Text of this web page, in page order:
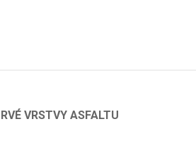
VRSTVY ASFALTU